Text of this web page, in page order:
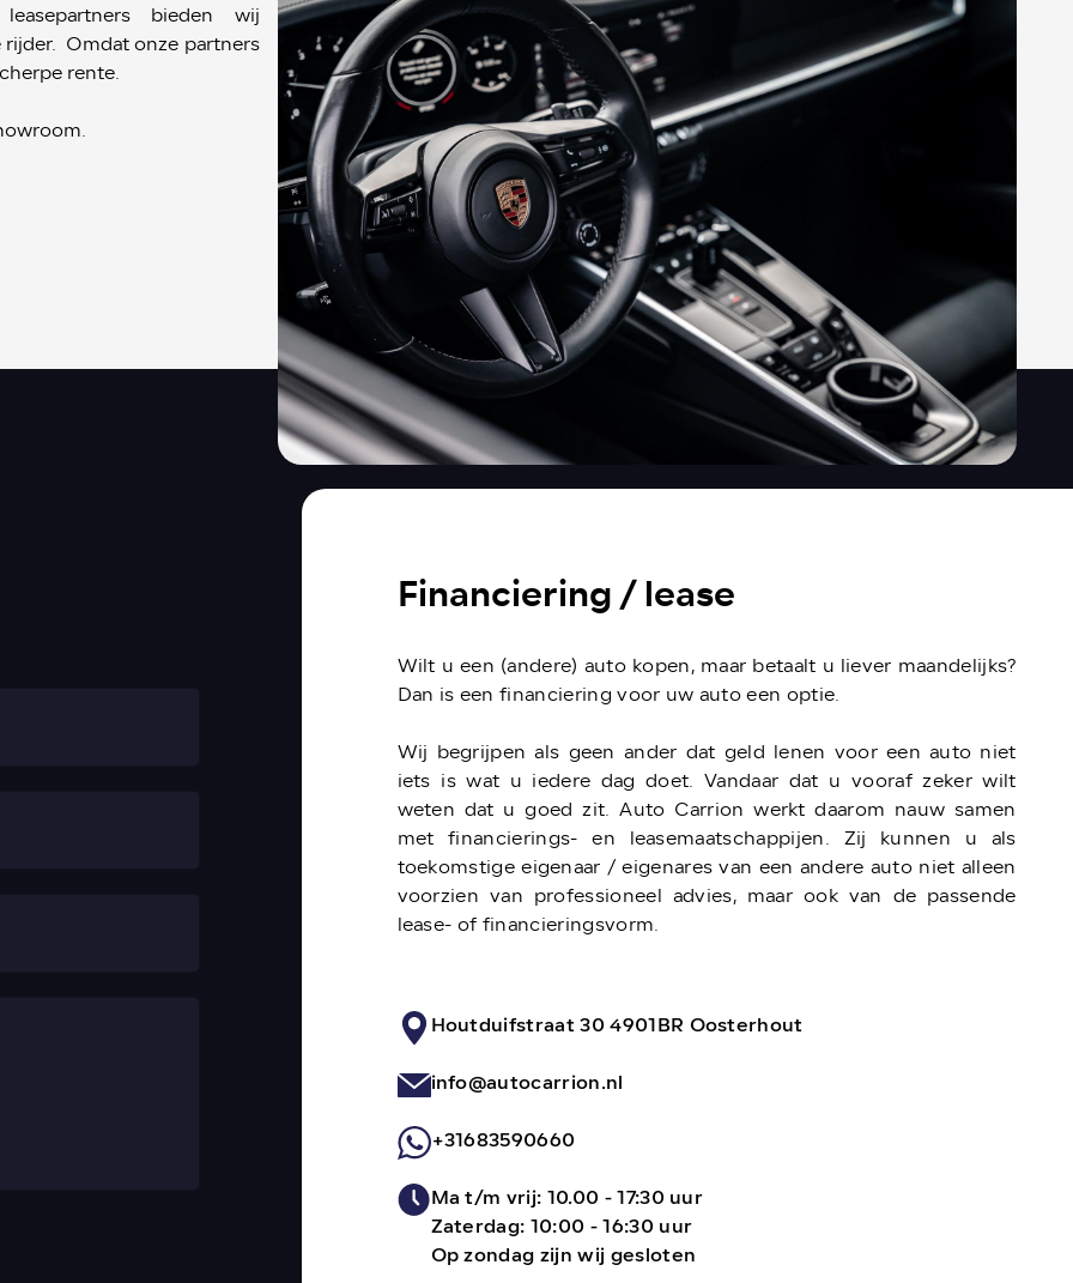
bieden wij
rijder. Omdat onze partners
rente.
Financiering / lease
Wilt u een (andere) auto kopen, maar betaalt u liever maandelijks?
Dan is een financiering voor uw auto een optie.
Wij begrijpen als geen ander dat geld lenen voor een auto niet
iets is wat u iedere dag doet. Vandaar dat u vooraf zeker wilt
weten dat u goed zit. Auto Carrion werkt daarom nauw samen
met financierings- en leasemaatschappijen. Zij kunnen u als
toekomstige eigenaar / eigenares van een andere auto niet alleen
voorzien van professioneel advies, maar ook van de passende
lease- of financieringsvorm.
Houtduifstraat 30 4901BR Oosterhout
info@autocarrion.nl
+31683590660
Ma t/m vrij: 10.00 - 17:30 uur
Zaterdag: 10:00 - 16:30 uur
Op zondag zijn wij gesloten